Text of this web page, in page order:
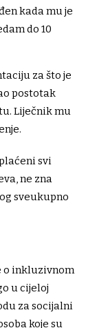
kada mu je
do 10
za što je
postotak
Liječnik mu
svi
ne zna
sveukupno
o inkluzivnom
u cijeloj
za socijalni
koje su